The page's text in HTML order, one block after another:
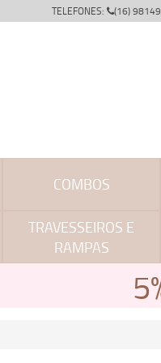
TELEFONES: (16)
COMBOS
TRAVESSEIROS E
RAMPAS